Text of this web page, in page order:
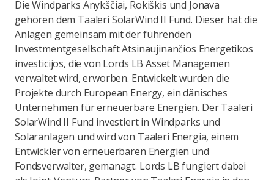
Die Windparks Anykščiai, Rokiškis und Jonava
gehören dem Taaleri SolarWind II Fund. Dieser hat die
Anlagen gemeinsam mit der führenden
Investmentgesellschaft Atsinaujinančios Energetikos
investicijos, die von Lords LB Asset Managemen
verwaltet wird, erworben. Entwickelt wurden die
Projekte durch European Energy, ein dänisches
Unternehmen für erneuerbare Energien. Der Taaleri
SolarWind II Fund investiert in Windparks und
Solaranlagen und wird von Taaleri Energia, einem
Entwickler von erneuerbaren Energien und
Fondsverwalter, gemanagt. Lords LB fungiert dabei